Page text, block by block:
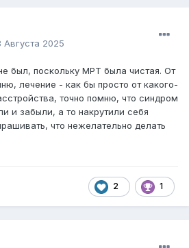
Августа 2025
был, поскольку МРТ была чистая. От
лечение - как бы просто от какого-
точно помню, что синдром
и забыли, а то накрутили себя
что нежелательно делать
2 1